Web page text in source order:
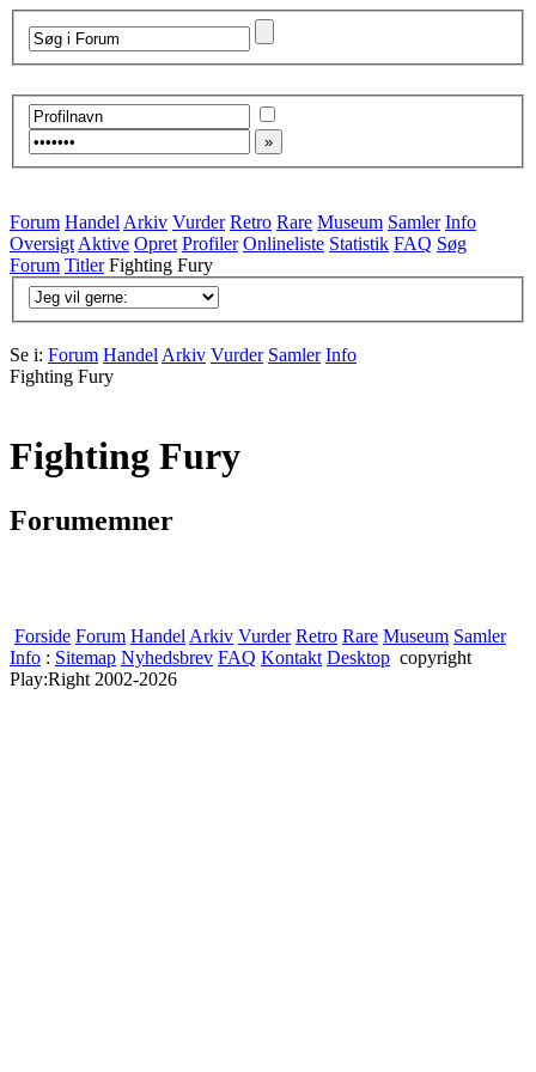
Forum Handel Arkiv Vurder Retro Rare Museum Samler Info
Oversigt Aktive Opret Profiler Onlineliste Statistik FAQ Søg
Forum Titler Fighting Fury
Se i: Forum Handel Arkiv Vurder Samler Info
Fighting Fury
Fighting Fury
Forumemner
Forside Forum Handel Arkiv Vurder Retro Rare Museum Samler
Info : Sitemap Nyhedsbrev FAQ Kontakt Desktop copyright
Play:Right 2002-2026